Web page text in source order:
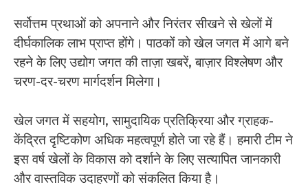
सर्वोत्तम प्रथाओं को अपनाने और निरंतर सीखने से खेलों में
दीर्घकालिक लाभ प्राप्त होंगे। पाठकों को खेल जगत में आगे बने
रहने के लिए उद्योग जगत की ताज़ा खबरें, बाज़ार विश्लेषण और
चरण-दर-चरण मार्गदर्शन मिलेगा।
खेल जगत में सहयोग, सामुदायिक प्रतिक्रिया और ग्राहक-
केंद्रित दृष्टिकोण अधिक महत्वपूर्ण होते जा रहे हैं। हमारी टीम ने
इस वर्ष खेलों के विकास को दर्शाने के लिए सत्यापित जानकारी
और वास्तविक उदाहरणों को संकलित किया है।